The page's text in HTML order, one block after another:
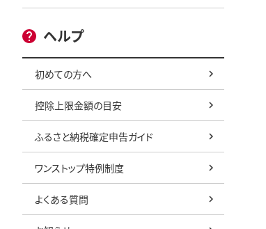
ヘルプ
初めての方へ
控除上限金額の目安
ふるさと納税確定申告ガイド
ワンストップ特例制度
よくある質問